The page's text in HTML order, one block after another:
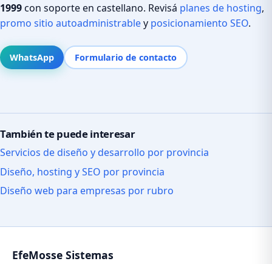
1999con soporte en castellano. Revisá planes de hosting,
promo sitio autoadministrabley posicionamiento SEO.
WhatsApp Formulario de contacto
También te puede interesar
Servicios de diseño y desarrollo por provincia
Diseño, hosting y SEO por provincia
Diseño web para empresas por rubro
EfeMosse Sistemas